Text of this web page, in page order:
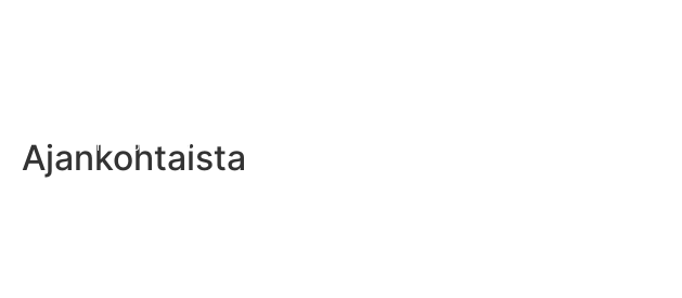
Ajankohtaista
Suomen U17-nuorten PM-urakka käynnistyy Norja-pelillä